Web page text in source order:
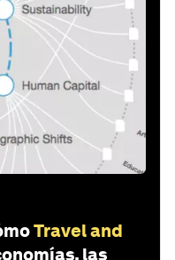
Travel and
las